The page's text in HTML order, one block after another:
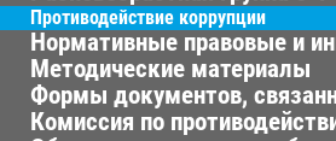
Противодействие коррупции
Нормативные правовые и
Методические материалы
Формы документов,
Комиссия по